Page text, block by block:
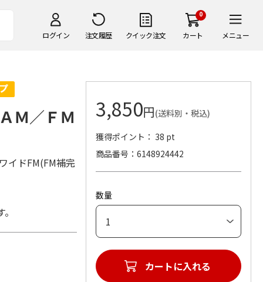
ログイン 注文履歴 クイック注文
0
カート メニュー
Ｍ／ＦＭ
イドFM(FM補完
3,850円(送料別・税込)
獲得ポイント： 38 pt
商品番号
6148924442
数量
カートに入れる